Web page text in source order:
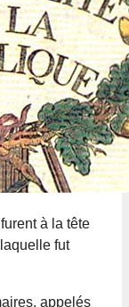
à la tête
fut
appelés